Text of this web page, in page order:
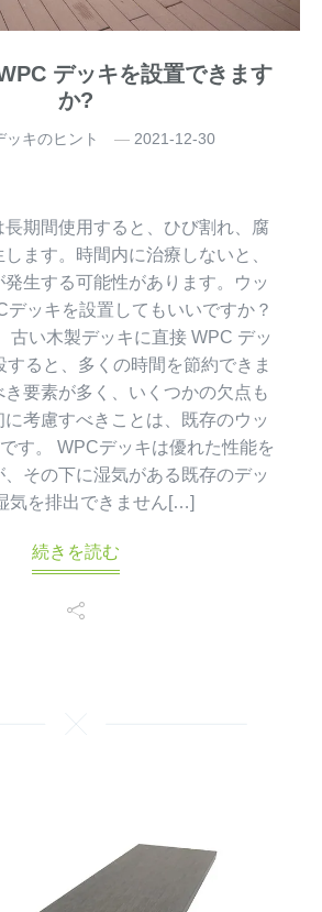
デッキを設置できます
か?
ッキのヒント 2021-12-30
長期間使用すると、ひび割れ、腐
ます。時間内に治療しないと、
生する可能性があります。ウッ
デッキを設置してもいいですか？
古い木製デッキに直接 WPC デッ
すると、多くの時間を節約できま
要素が多く、いくつかの欠点も
考慮すべきことは、既存のウッ
す。 WPCデッキは優れた性能を
その下に湿気がある既存のデッ
気を排出できません[…]
続きを読む